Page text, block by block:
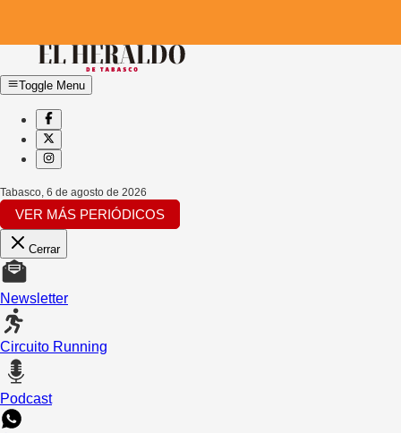
Toggle Menu
Tabasco, 6 de agosto de 2026
VER MÁS PERIÓDICOS
Cerrar
Newsletter
Circuito Running
Podcast